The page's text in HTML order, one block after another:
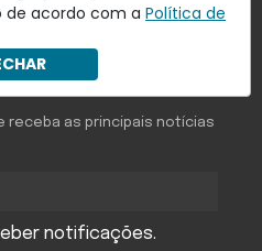
de acordo com a Política de
Antagonista em seu
receba as principais notícias
notificações.